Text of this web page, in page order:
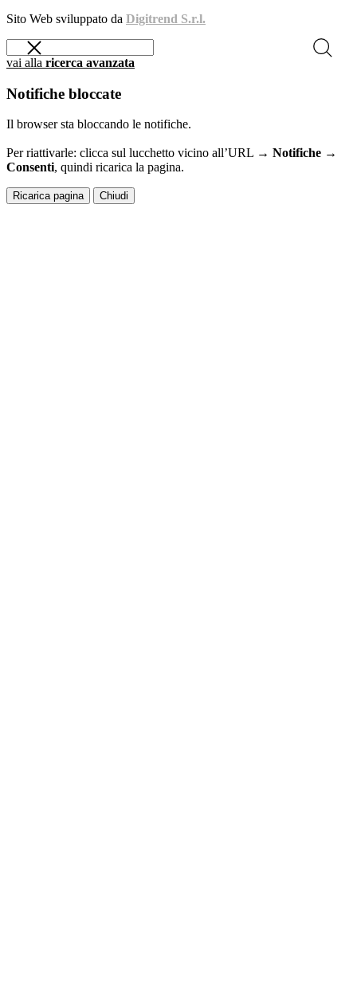
Sito Web sviluppato da Digitrend S.r.l.
vai alla ricerca avanzata
Notifiche bloccate
Il browser sta bloccando le notifiche.
Per riattivarle: clicca sul lucchetto vicino all’URL → Notifiche →
Consenti, quindi ricarica la pagina.
Ricarica pagina Chiudi